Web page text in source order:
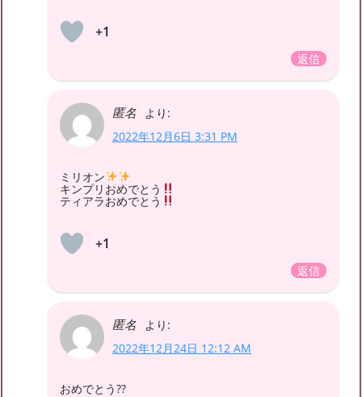
+1
返信
匿名
より:
2022年12月6日 3:31 PM
ミリオン
キンプリおめでとう
ティアラおめでとう
+1
返信
匿名
より:
2022年12月24日 12:12 AM
おめでとう??